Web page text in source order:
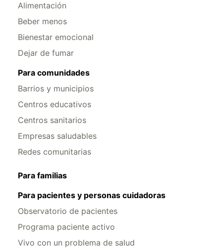
Alimentación
Beber menos
Bienestar emocional
Dejar de fumar
Para comunidades
Barrios y municipios
Centros educativos
Centros sanitarios
Empresas saludables
Redes comunitarias
Para familias
Para pacientes y personas cuidadoras
Observatorio de pacientes
Programa paciente activo
Vivo con un problema de salud